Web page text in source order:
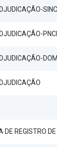
SINC
DOM
REGISTRO